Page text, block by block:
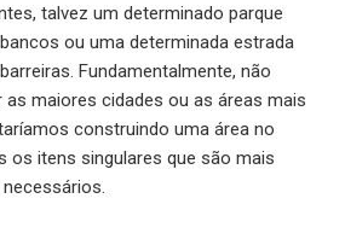
talvez um determinado parque
ou uma determinada estrada
Fundamentalmente, não
maiores cidades ou as áreas mais
construindo uma área no
os itens singulares que são mais